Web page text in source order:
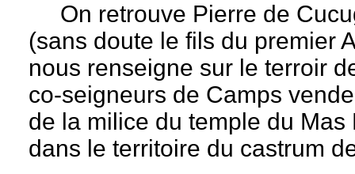
On retrouve Pierre de
(sans doute le fils du premier
nous renseigne sur le terroir
co-seigneurs de Camps
de la milice du temple du
dans le territoire du castrum